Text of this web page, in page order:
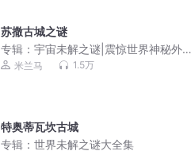
苏撒古城之谜
专辑： 宇宙未解之谜|震惊世界神秘外星
事件|恐怖灵异 绝密档案
米兰马 1.5万
特奥蒂瓦坎古城
专辑： 世界未解之谜大全集